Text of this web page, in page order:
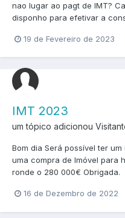
nao lugar ao pagt de IMT?
disponho para efetivar a
19 de Fevereiro de 2023
IMT 2023
um tópico adicionou
Bom dia Será possível ter
uma compra de Imóvel para
ronde o 280 000€ Obrigada.
16 de Dezembro de 2022